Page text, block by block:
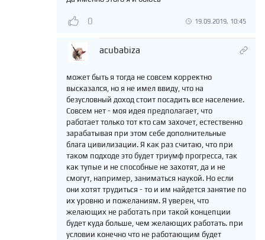
0 19.09.2019, 10:45
acubabiza
может быть я тогда не совсем корректно
высказался, но я не имел ввиду, что на
безусловный доход стоит посадить все население.
Совсем нет - моя идея предполагает, что
работает только тот кто сам захочет, естественно
зарабатывая при этом себе дополнительные
блага цивилизации. Я как раз считаю, что при
таком подходе это будет триумф прогресса, так
как тупые и не способные не захотят, да и не
смогут, например, заниматься наукой. Но если
они хотят трудиться - то и им найдется занятие по
их уровню и пожеланиям. Я уверен, что
желающих не работать при такой концепции
будет куда больше, чем желающих работать. при
условии конечно что не работающим будет